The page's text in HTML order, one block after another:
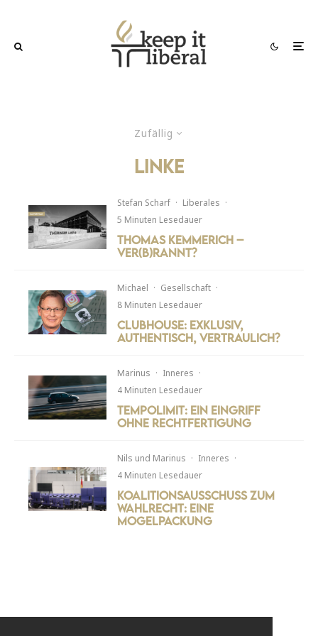
Zufällig
Linke
Stefan Scharf · Liberales ·
5 Minuten Lesedauer
Thomas Kemmerich –
Ver(b)rannt?
Michael · Gesellschaft ·
8 Minuten Lesedauer
Clubhouse: Exklusiv,
authentisch, vertraulich?
Marinus · Inneres ·
4 Minuten Lesedauer
Tempolimit: Ein Eingriff
ohne Rechtfertigung
Nils und Marinus · Inneres ·
4 Minuten Lesedauer
Koalitionsausschuss zum
Wahlrecht: Eine
Mogelpackung